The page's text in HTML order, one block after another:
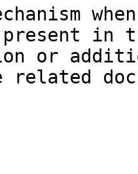
in
or